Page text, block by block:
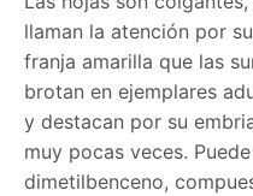
llaman la atención por
franja amarilla que las
brotan en ejemplares
y destacan por su
muy pocas veces.
dimetilbenceno,